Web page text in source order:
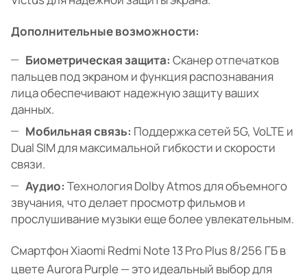
Дополнительные возможности:
Биометрическая защита: Сканер отпечатков
пальцев под экраном и функция распознавания
лица обеспечивают надежную защиту ваших
данных.
Мобильная связь: Поддержка сетей 5G, VoLTE и
Dual SIM для максимальной гибкости и скорости
связи.
Аудио: Технология Dolby Atmos для объемного
звучания, что делает просмотр фильмов и
прослушивание музыки еще более увлекательным.
Смартфон Xiaomi Redmi Note 13 Pro Plus 8/256 ГБ в
цвете Aurora Purple — это идеальный выбор для